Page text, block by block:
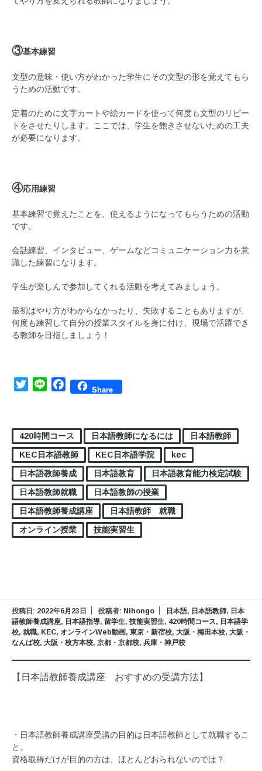
③基本練習
文型の意味・使い方がわかった学生にその文型の形を覚えてもら
うための活動です。
定着のために文字カートや絵カードを使って何度も文型のリピー
トをさせたりします。ここでは、学生を飽きさせないための工夫
が必要になります。
④応用練習
基本練習で覚えたことを、使えるようになってもらうための活動
です。
会話練習、インタビュー、ゲームなどコミュニケーション力を意
識した練習になります。
学生が楽しんで参加してくれる活動を考えてみましょう。
最初はやり方がわからなかったり、失敗することもありますが、
何度も練習して自分の授業スタイルを身に付け、現場で活躍でき
る教師を目指しましょう！
TwitterLine FacebookShare
420時間コース 日本語教師になるには
日本語教師
KEC日本語教師
KEC日本語学院
kec
日本語教師養成
日本語教育
日本語教育能力検定試験
日本語教師就職
日本語教師の授業
日本語教師養成講座
日本語教師 就職
オンライン授業
技能実習生
投稿日: 2022年6月23日 投稿者: Nihongo 日本語, 日本語教師, 日本
語教師養成講座, 日本語指導, 留学生, 技能実習生, 420時間コース, 日本語学
校, 就職, KEC, オンラインWeb動画, 東京・新宿校, 大阪・梅田本校, 大阪・
なんば校, 大阪・枚方本校, 京都・京都校, 兵庫・神戸校
【日本語教師養成講座 おすすめの受講方法】
・日本語教師養成講座受講の目的は日本語教師として就職するこ
と。
資格取得だけが目的の方は、ほとんどおられないのでは？